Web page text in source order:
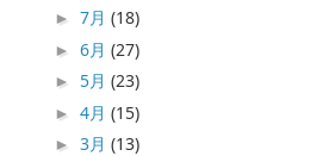
►7月(18)
►6月(27)
► 5月(23)
►4月(15)
►3月(13)